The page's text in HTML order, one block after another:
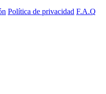
Política de privacidad F.A.Q